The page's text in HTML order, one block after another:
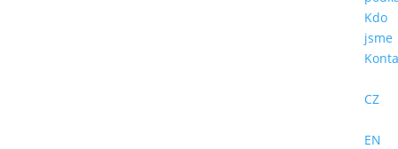
Kdo
jsme
CZ
EN